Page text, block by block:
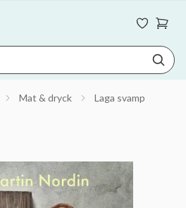
Mat & dryck Laga svamp